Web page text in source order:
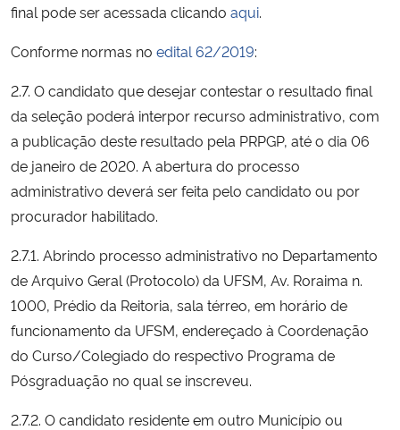
Ministério do Turismo
Ministério do Desenvolvimento Regional
Ministério da Mulher, da Família e dos Direitos Humanos
Secretaria-Geral
Secretaria de Governo
Banco Central do Brasil
final pode ser acessada clicando aqui.
Conforme normas no edital 62/2019:
2.7. O candidato que desejar contestar o resultado final
da seleção poderá interpor recurso administrativo, com
a publicação deste resultado pela PRPGP, até o dia 06
de janeiro de 2020. A abertura do processo
administrativo deverá ser feita pelo candidato ou por
procurador habilitado.
2.7.1. Abrindo processo administrativo no Departamento
de Arquivo Geral (Protocolo) da UFSM, Av. Roraima n.
1000, Prédio da Reitoria, sala térreo, em horário de
funcionamento da UFSM, endereçado à Coordenação
do Curso/Colegiado do respectivo Programa de
Pósgraduação no qual se inscreveu.
2.7.2. O candidato residente em outro Município ou